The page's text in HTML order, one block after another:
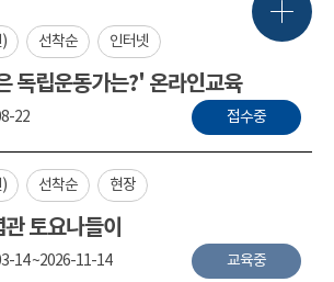
선착순 인터넷
독립운동가는?' 온라인교육
22 접수중
선착순 현장
토요나들이
14 ~2026-11-14 교육중